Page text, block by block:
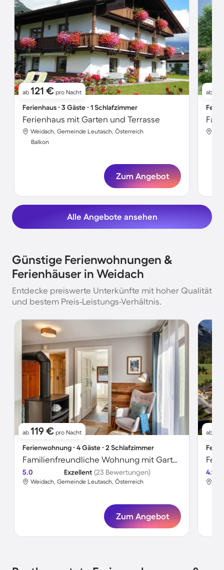
ab 121 € pro Nacht
Ferienhaus ∙ 3 Gäste ∙ 1 Schlafzimmer
Ferienhaus mit Garten und Terrasse
Weidach, Gemeinde Leutasch, Österreich
Balkon
Zum Angebot
ab
Alle Angebote ansehen
Günstige Ferienwohnungen &
Ferienhäuser in Weidach
Entdecke preiswerte Unterkünfte mit hoher Qualität
und bestem Preis-Leistungs-Verhältnis.
ab 119 € pro Nacht
Ferienwohnung ∙ 4 Gäste ∙ 2 Schlafzimmer
Familienfreundliche Wohnung mit Garten | Gartenblick
5.0 Exzellent (23 Bewertungen)
Weidach, Gemeinde Leutasch, Österreich
Zum Angebot
ab
4.9